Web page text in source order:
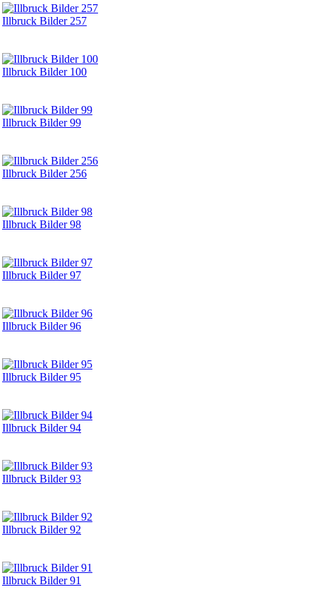
Illbruck Bilder 257
Illbruck Bilder 100
Illbruck Bilder 99
Illbruck Bilder 256
Illbruck Bilder 98
Illbruck Bilder 97
Illbruck Bilder 96
Illbruck Bilder 95
Illbruck Bilder 94
Illbruck Bilder 93
Illbruck Bilder 92
Illbruck Bilder 91